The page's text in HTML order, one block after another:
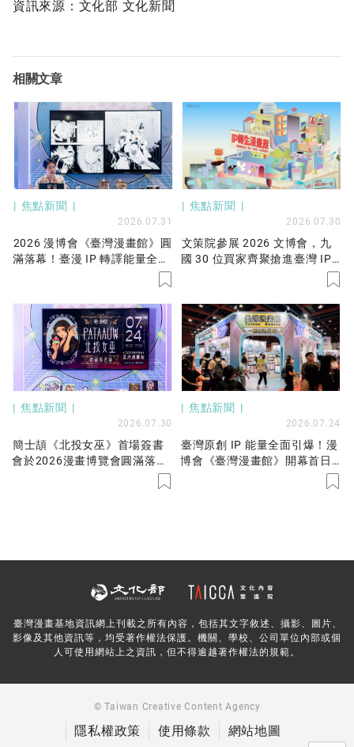
資訊來源： 文化部 文化新聞
相關文章
焦點新聞
2026.07.31
2026 漫博會《臺灣漫畫館》圓
滿落幕！臺漫 IP 轉譯能量全面
爆發，追星熱潮寫下新篇章！
焦點新聞
2026.07.30
文策院參展 2026 文博會，九
國 30 位買家齊聚搶進臺灣 IP
——「IP 轉生漫畫屋」聚焦跨
焦點新聞
2026.07.30
簡士頡《北投女巫》首場簽書
會於2026漫畫博覽會圓滿落
幕！跨越多年的等待，女巫與
焦點新聞
2026.07.24
臺灣原創 IP 能量全面引爆！漫
博會《臺灣漫畫館》開幕首日
人潮擠爆世貿一館，文化部長
臺灣漫畫基地資訊網上刊載之所有內容，包括其文字敘述、攝影、圖片、
影像及其他資訊等，均受著作權法保護。機關、學校、公司單位內部或個
人可使用網站上之資訊，但不得逾越著作權法的規範。
© Taiwan Creative Content Agency
隱私權政策 使用條款 網站地圖